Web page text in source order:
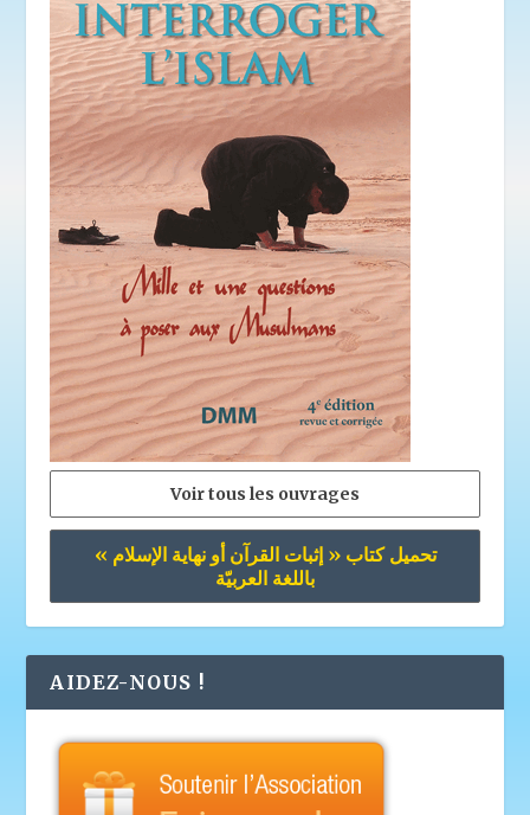
Voir tous les ouvrages
تحميل كتاب « إثبات القرآن أو نهاية الإسلام »
باللغة العربيّة
AIDEZ-NOUS !